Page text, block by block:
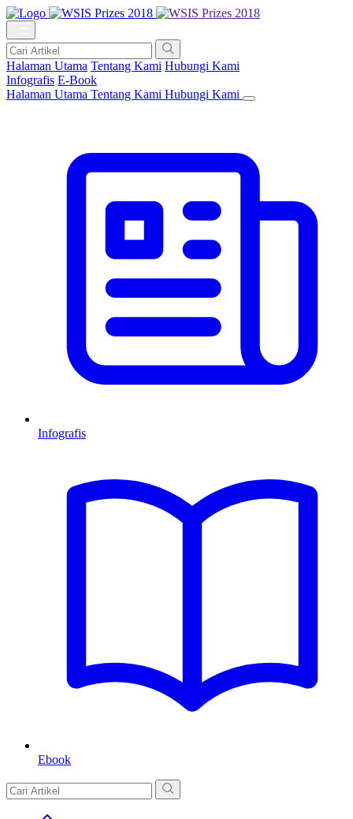
Halaman Utama Tentang Kami Hubungi Kami
Infografis E-Book
Halaman Utama Tentang Kami Hubungi Kami
Infografis
Ebook